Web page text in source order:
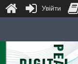
Skip to content
Увійти